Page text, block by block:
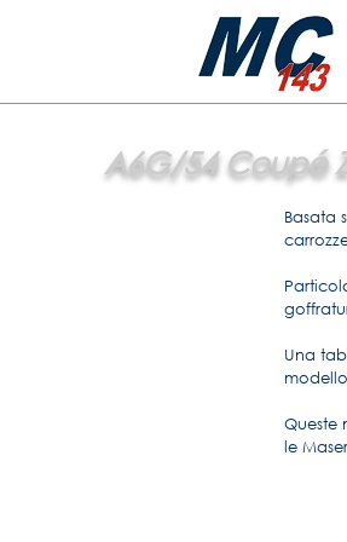
A6G/54 Coupé
Basata
Una
Queste
le